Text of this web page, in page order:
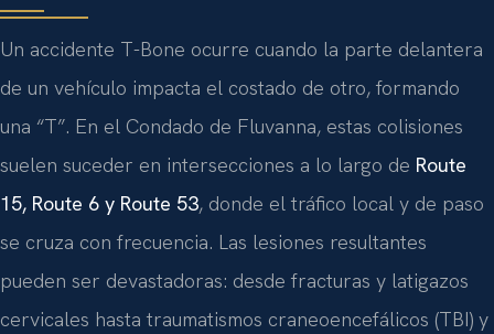
Un accidente T-Bone ocurre cuando la parte delantera
de un vehículo impacta el costado de otro, formando
una “T”. En el Condado de Fluvanna, estas colisiones
suelen suceder en intersecciones a lo largo de Route
15, Route 6 y Route 53, donde el tráfico local y de paso
se cruza con frecuencia. Las lesiones resultantes
pueden ser devastadoras: desde fracturas y latigazos
cervicales hasta traumatismos craneoencefálicos (TBI) y